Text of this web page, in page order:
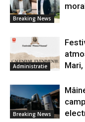
Breaking News
Administratie
Breaking News